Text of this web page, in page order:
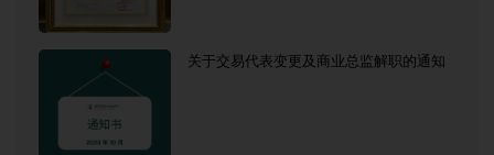
关于交易代表变更及商业总监解职的通知